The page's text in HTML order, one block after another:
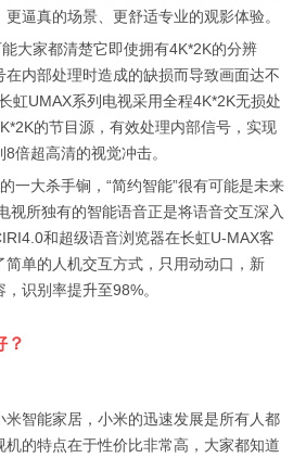
逼真的场景、更舒适专业的观影体验。
大家都清楚它即使拥有4K*2K的分辨
内部处理时造成的缺损而导致画面达不
虹UMAX系列电视采用全程4K*2K无损处
的节目源，有效处理内部信号，实现
倍超高清的视觉冲击。
一大杀手锏，“简约智能”很有可能是未来
视所独有的智能语音正是将语音交互深入
和超级语音浏览器在长虹U-MAX客
简单的人机交互方式，只用动动口，新
识别率提升至98%。
？
米智能家居，小米的迅速发展是所有人都
的特点在于性价比非常高，大家都知道